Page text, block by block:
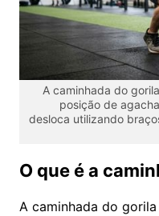
A caminhada do
posição de
desloca utilizando
O que é a
A caminhada do